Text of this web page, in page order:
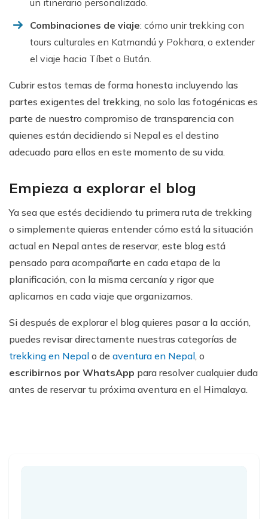
Combinaciones de viaje: cómo unir trekking con
tours culturales en Katmandú y Pokhara, o extender
el viaje hacia Tíbet o Bután.
Cubrir estos temas de forma honesta incluyendo las
partes exigentes del trekking, no solo las fotogénicas es
parte de nuestro compromiso de transparencia con
quienes están decidiendo si Nepal es el destino
adecuado para ellos en este momento de su vida.
Empieza a explorar el blog
Ya sea que estés decidiendo tu primera ruta de trekking
o simplemente quieras entender cómo está la situación
actual en Nepal antes de reservar, este blog está
pensado para acompañarte en cada etapa de la
planificación, con la misma cercanía y rigor que
aplicamos en cada viaje que organizamos.
Si después de explorar el blog quieres pasar a la acción,
puedes revisar directamente nuestras categorías de
trekking en Nepal o de aventura en Nepal, o
escribirnos por WhatsApp para resolver cualquier duda
antes de reservar tu próxima aventura en el Himalaya.